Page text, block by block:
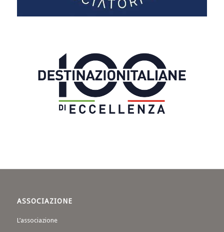
ASSOCIAZIONE
L’associazione